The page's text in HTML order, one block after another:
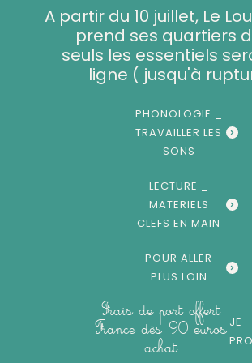
A partir du 10 juillet, Le
prend ses quartiers
seuls les essentiels
ligne ( jusqu'à
PHONOLOGIE _
TRAVAILLER LES
SONS
LECTURE _
MATERIELS
CLEFS EN MAIN
POUR ALLER
PLUS LOIN
Frais de port offert
France dès 90 euros
achat
JE